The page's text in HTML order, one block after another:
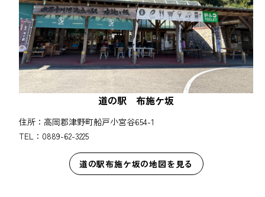
道の駅 布施ケ坂
住所：高岡郡津野町船戸小宮谷654-1
TEL：0889-62-3225
道の駅布施ケ坂の地図を見る